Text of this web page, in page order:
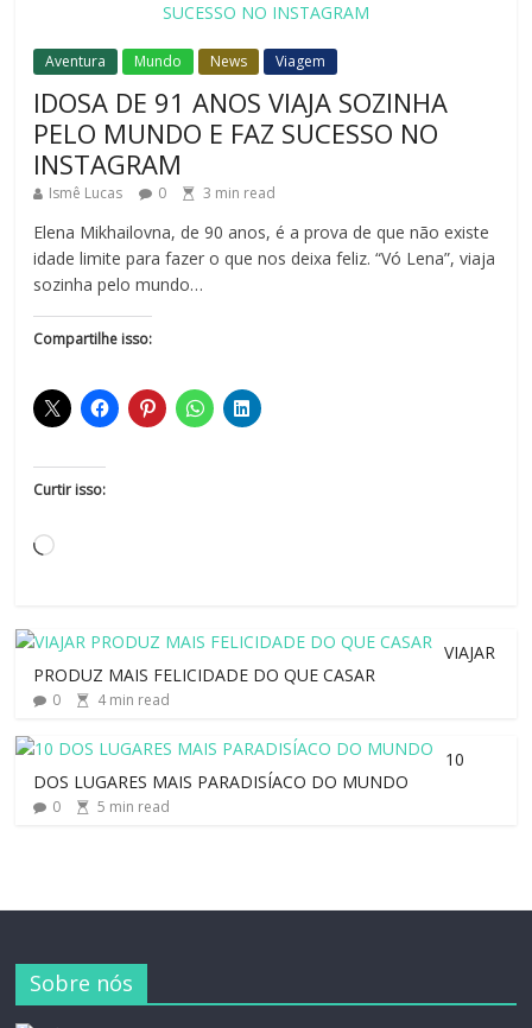
Aventura Mundo News Viagem
IDOSA DE 91 ANOS VIAJA SOZINHA
PELO MUNDO E FAZ SUCESSO NO
INSTAGRAM
Ismê Lucas 0 3 min read
Elena Mikhailovna, de 90 anos, é a prova de que não existe
idade limite para fazer o que nos deixa feliz. “Vó Lena”, viaja
sozinha pelo mundo…
Compartilhe isso:
Curtir isso:
VIAJAR
PRODUZ MAIS FELICIDADE DO QUE CASAR
0 4min read
10
DOS LUGARES MAIS PARADISÍACO DO MUNDO
0 5 min read
Sobre nós